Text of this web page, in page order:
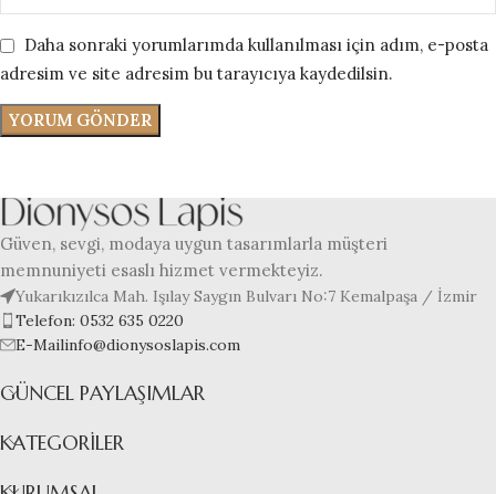
Daha sonraki yorumlarımda kullanılması için adım, e-posta
adresim ve site adresim bu tarayıcıya kaydedilsin.
Güven, sevgi, modaya uygun tasarımlarla müşteri
memnuniyeti esaslı hizmet vermekteyiz.
Yukarıkızılca Mah. Işılay Saygın Bulvarı No:7 Kemalpaşa / İzmir
Telefon: 0532 635 0220
E-Mailinfo@dionysoslapis.com
GÜNCEL PAYLAŞIMLAR
KATEGORILER